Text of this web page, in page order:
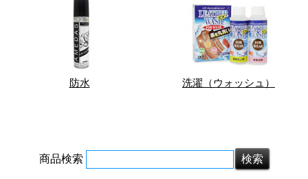
防水 洗濯（ウォッシュ）
商品検索